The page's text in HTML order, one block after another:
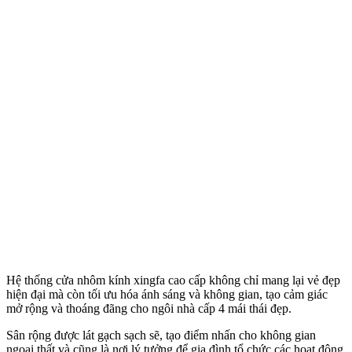
Hệ thống cửa nhôm kính xingfa cao cấp không chỉ mang lại vẻ đẹp
hiện đại mà còn tối ưu hóa ánh sáng và không gian, tạo cảm giác
mở rộng và thoáng đãng cho ngôi nhà cấp 4 mái thái đẹp.
Sân rộng được lát gạch sạch sẽ, tạo điểm nhấn cho không gian
ngoại thất và cũng là nơi lý tưởng để gia đình tổ chức các hoạt động